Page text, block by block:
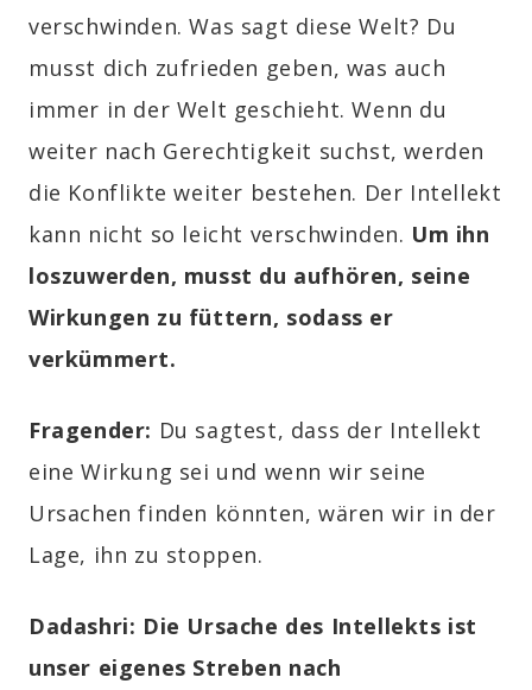
verschwinden. Was sagt diese Welt? Du
musst dich zufrieden geben, was auch
immer in der Welt geschieht. Wenn du
weiter nach Gerechtigkeit suchst, werden
die Konflikte weiter bestehen. Der Intellekt
kann nicht so leicht verschwinden. Um ihn
loszuwerden, musst du aufhören, seine
Wirkungen zu füttern, sodass er
verkümmert.
Fragender: Du sagtest, dass der Intellekt
eine Wirkung sei und wenn wir seine
Ursachen finden könnten, wären wir in der
Lage, ihn zu stoppen.
Dadashri: Die Ursache des Intellekts ist
unser eigenes Streben nach